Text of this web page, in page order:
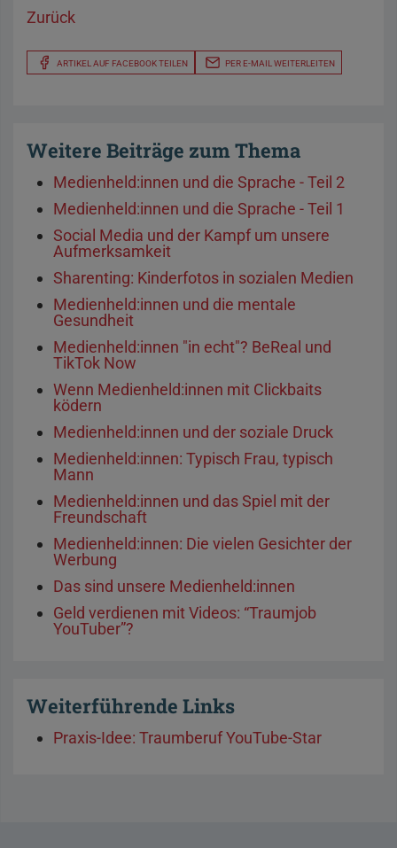
Zurück
ARTIKEL AUF FACEBOOK TEILEN PER E-MAIL WEITERLEITEN
Weitere Beiträge zum Thema
Medienheld:innen und die Sprache - Teil 2
Medienheld:innen und die Sprache - Teil 1
Social Media und der Kampf um unsere
Aufmerksamkeit
Sharenting: Kinderfotos in sozialen Medien
Medienheld:innen und die mentale
Gesundheit
Medienheld:innen "in echt"? BeReal und
TikTok Now
Wenn Medienheld:innen mit Clickbaits
ködern
Medienheld:innen und der soziale Druck
Medienheld:innen: Typisch Frau, typisch
Mann
Medienheld:innen und das Spiel mit der
Freundschaft
Medienheld:innen: Die vielen Gesichter der
Werbung
Das sind unsere Medienheld:innen
Geld verdienen mit Videos: “Traumjob
YouTuber”?
Weiterführende Links
Praxis-Idee: Traumberuf YouTube-Star